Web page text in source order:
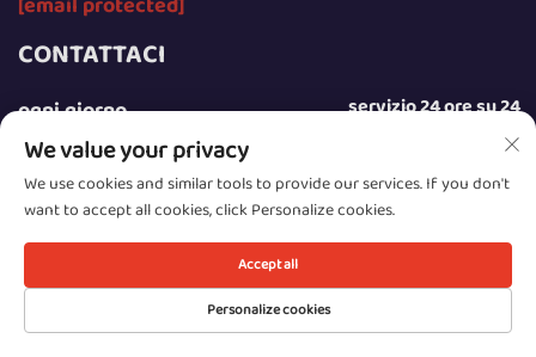
CONTATTACI
ogni giorno servizio 24 ore su 24
Copyright © 2025 by Beijing Sunday Campers Co., Ltd.
Informativa sulla privacy
We value your privacy
We use cookies and similar tools to provide our services. If you don't
want to accept all cookies, click Personalize cookies.
Personalize cookies
Accept all